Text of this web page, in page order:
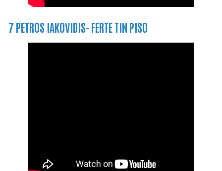
7 PETROS IAKOVIDIS- FERTE TIN PISO